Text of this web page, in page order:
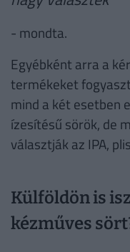
- mondta.
Egyébként arra a
termékeket
mind a két esetben
ízesítésű sörök, de
választják az IPA,
Külföldön is
kézműves